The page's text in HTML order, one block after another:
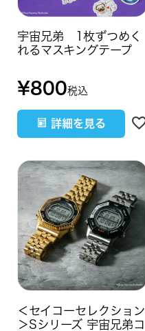
宇宙兄弟 1枚ずつめく
れるマスキングテープ
¥800税込
詳細を見る
＜セイコーセレクション
＞Sシリーズ 宇宙兄弟コ